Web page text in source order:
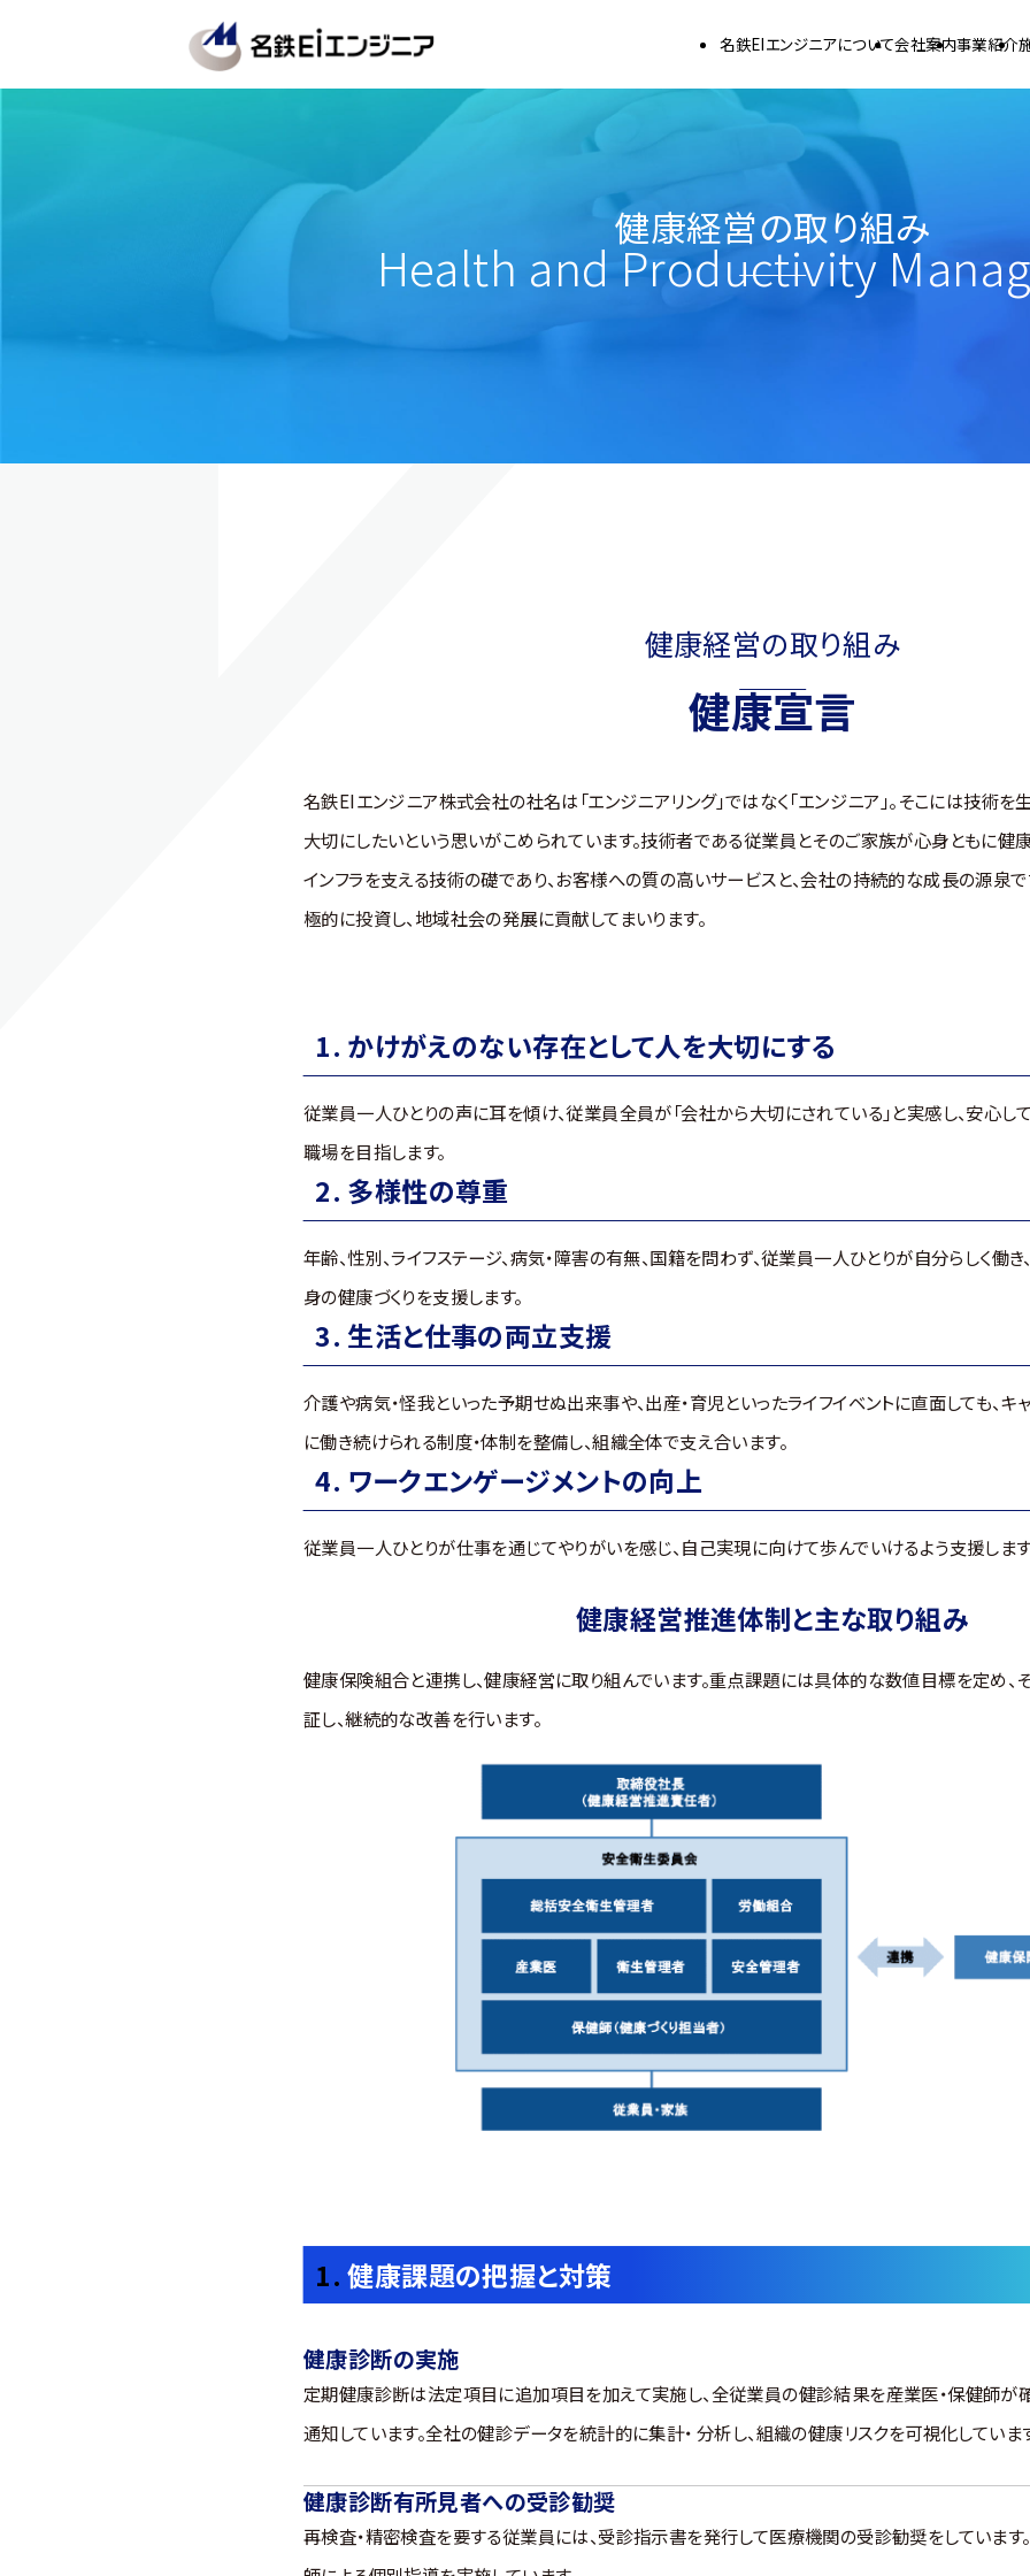
名鉄EIエンジニアについて会社案内
会社概要･沿革
社長ご挨拶
経営理念･ビジョン･組織
人材教育
品質管理
行動規範
健康経営の取り組み
協力会社一覧
事業紹介
健康経営の取り組み
Health and Productivity
健康経営の取り組み
健康宣言
名鉄EIエンジニア株式会社の社名は「エンジニアリング」ではなく「エンジニア」。そこには技術を
大切にしたいという思いがこめられています。技術者である従業員とそのご家族が心身ともに健
インフラを支える技術の礎であり、お客様への質の高いサービスと、会社の持続的な成長の源泉で
極的に投資し、地域社会の発展に貢献してまいります。
かけがえのない存在として人を大切にする
従業員一人ひとりの声に耳を傾け、従業員全員が「会社から大切にされている」と実感し、安心して
職場を目指します。
多様性の尊重
年齢、性別、ライフステージ、病気・障害の有無、国籍を問わず、従業員一人ひとりが自分らしく働き
身の健康づくりを支援します。
生活と仕事の両立支援
介護や病気・怪我といった予期せぬ出来事や、出産・育児といったライフイベントに直面しても、キ
に働き続けられる制度・体制を整備し、組織全体で支え合います。
ワークエンゲージメントの向上
従業員一人ひとりが仕事を通じてやりがいを感じ、自己実現に向けて歩んでいけるよう支援します
健康経営推進体制と主な取り組み
健康保険組合と連携し、健康経営に取り組んでいます。重点課題には具体的な数値目標を定め
証し、継続的な改善を行います。
健康課題の把握と対策
健康診断の実施
定期健康診断は法定項目に追加項目を加えて実施し、全従業員の健診結果を産業医・保健師が
通知しています。全社の健診データを統計的に集計・ 分析し、組織の健康リスクを可視化していま
健康診断有所見者への受診勧奨
再検査・精密検査を要する従業員には、受診指示書を発行して医療機関の受診勧奨をしています